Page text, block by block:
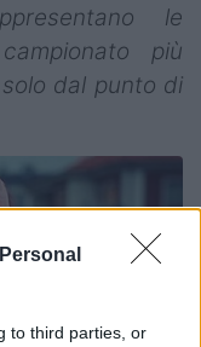
to third parties, or
le
più
dal punto di